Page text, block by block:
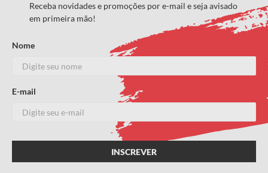
Receba novidades e promoções por e-mail e seja avisado
em primeira mão!
Nome
E-mail